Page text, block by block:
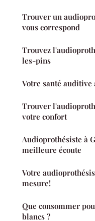
Trouver un
vous correspond
Trouvez
les-pins
Votre santé
Trouver
votre confort
Audioprothésiste à
meilleure écoute
Votre
mesure!
Que consommer
blancs ?